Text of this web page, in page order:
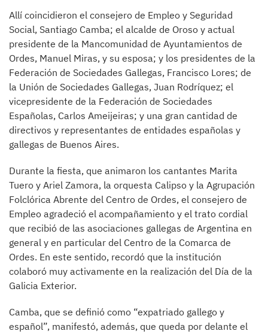
Allí coincidieron el consejero de Empleo y Seguridad
Social, Santiago Camba; el alcalde de Oroso y actual
presidente de la Mancomunidad de Ayuntamientos de
Ordes, Manuel Miras, y su esposa; y los presidentes de la
Federación de Sociedades Gallegas, Francisco Lores; de
la Unión de Sociedades Gallegas, Juan Rodríquez; el
vicepresidente de la Federación de Sociedades
Españolas, Carlos Ameijeiras; y una gran cantidad de
directivos y representantes de entidades españolas y
gallegas de Buenos Aires.
Durante la fiesta, que animaron los cantantes Marita
Tuero y Ariel Zamora, la orquesta Calipso y la Agrupación
Folclórica Abrente del Centro de Ordes, el consejero de
Empleo agradeció el acompañamiento y el trato cordial
que recibió de las asociaciones gallegas de Argentina en
general y en particular del Centro de la Comarca de
Ordes. En este sentido, recordó que la institución
colaboró muy activamente en la realización del Día de la
Galicia Exterior.
Camba, que se definió como “expatriado gallego y
español”, manifestó, además, que queda por delante el